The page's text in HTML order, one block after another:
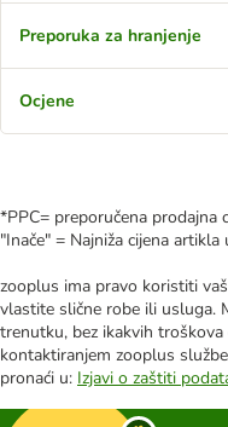
Preporuka za hranjenje
Ocjene
*PPC= preporučena prodajna
"Inače" = Najniža cijena
zooplus ima pravo koristiti
vlastite slične robe ili usluga.
trenutku, bez ikakvih
kontaktiranjem zooplus
pronaći u: Izjavi o zaštiti